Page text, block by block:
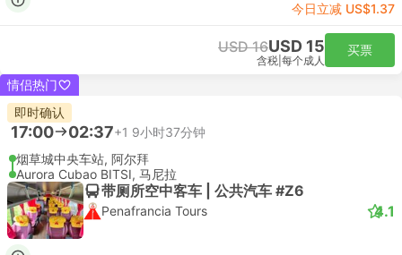
今日立减 US$1.37
USD 16USD 15
含税 每个成人
买票
情侣热门
即时确认
17:00 02:37+1 9小时37分钟
烟草城中央车站, 阿尔拜
Aurora Cubao BITSI, 马尼拉
带厕所空中客车 | 公共汽车 #Z6
Penafrancia Tours 4.1